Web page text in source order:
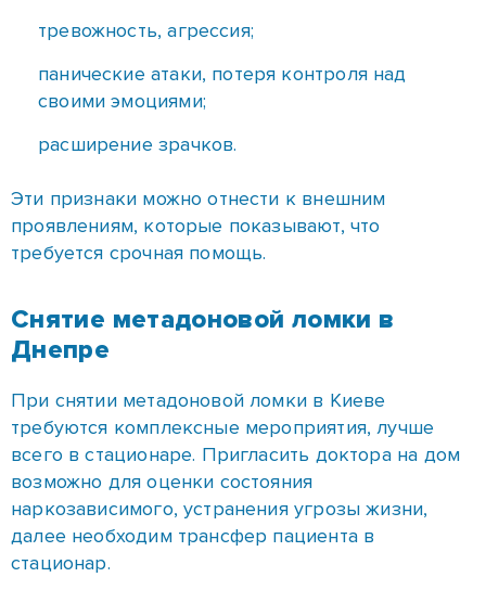
тревожность, агрессия;
панические атаки, потеря контроля над
своими эмоциями;
расширение зрачков.
Эти признаки можно отнести к внешним
проявлениям, которые показывают, что
требуется срочная помощь.
Снятие метадоновой ломки в
Днепре
При снятии метадоновой ломки в Киеве
требуются комплексные мероприятия, лучше
всего в стационаре. Пригласить доктора на дом
возможно для оценки состояния
наркозависимого, устранения угрозы жизни,
далее необходим трансфер пациента в
стационар.